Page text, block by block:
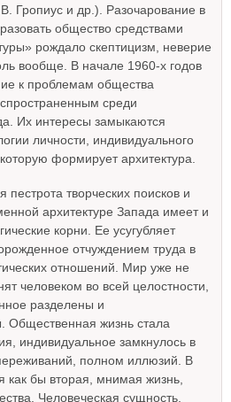
Гропиус и др.). Разочарование в
общество средствами
рождало скептицизм, неверие
вообще. В начале 1960-х годов
к проблемам общества
среди
Их интересы замыкаются
личности, индивидуального
формирует архитектура.
пестрота творческих поисков и
архитектуре Запада имеет и
корни. Ее усугубляет
отчуждением труда в
отношений. Мир уже не
человеком во всей целостности,
разделены и
Общественная жизнь стала
индивидуальное замкнулось в
полном иллюзий. В
как бы вторая, мнимая жизнь,
Человеческая сущность,